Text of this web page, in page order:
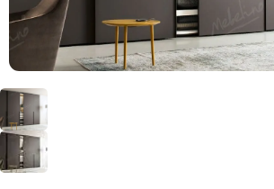
Рассрочка и кредит
Схема работы
Акции и скидки